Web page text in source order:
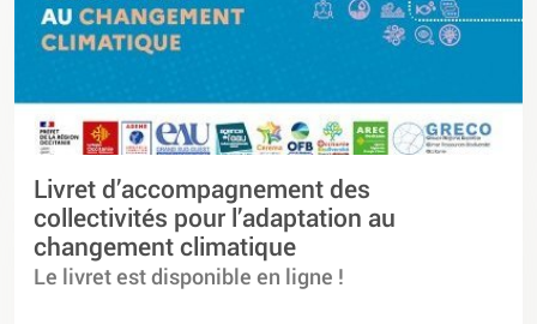
Livret d’accompagnement des
collectivités pour l’adaptation au
changement climatique
Le livret est disponible en ligne !